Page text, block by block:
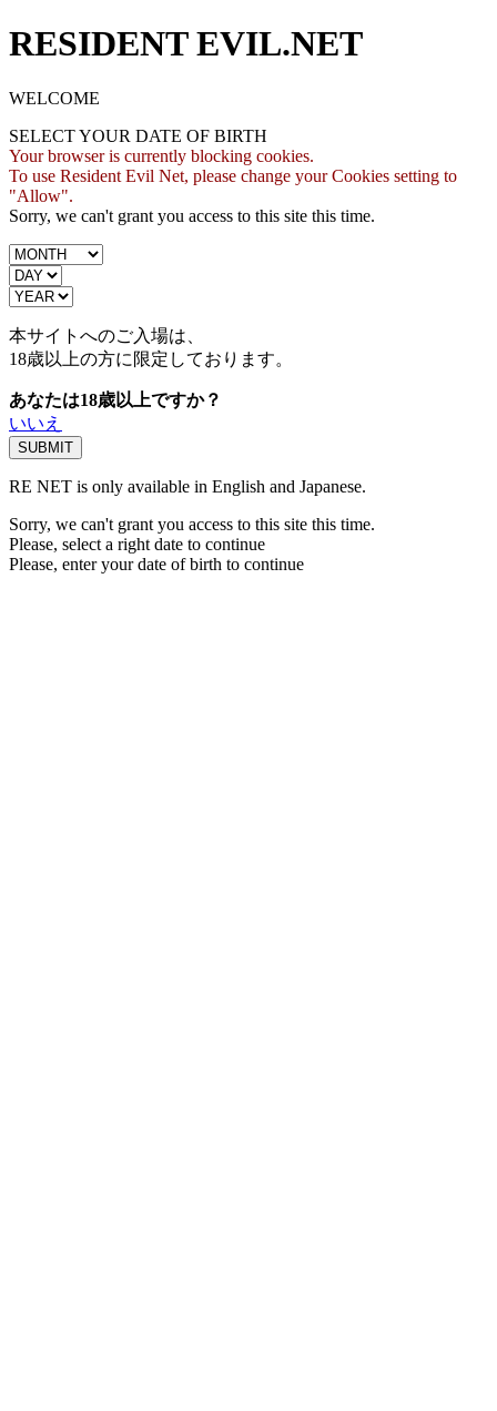
RESIDENT EVIL.NET
WELCOME
SELECT YOUR DATE OF BIRTH
Your browser is currently blocking cookies.
To use Resident Evil Net, please change your Cookies setting to
"Allow".
Sorry, we can't grant you access to this site this time.
本サイトへのご入場は、
18歳以上の方に限定しております。
あなたは18歳以上ですか？
いいえ
RE NET is only available in English and Japanese.
Sorry, we can't grant you access to this site this time.
Please, select a right date to continue
Please, enter your date of birth to continue